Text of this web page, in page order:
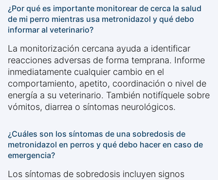
¿Por qué es importante monitorear de cerca la salud
de mi perro mientras usa metronidazol y qué debo
informar al veterinario?
La monitorización cercana ayuda a identificar
reacciones adversas de forma temprana. Informe
inmediatamente cualquier cambio en el
comportamiento, apetito, coordinación o nivel de
energía a su veterinario. También notifíquele sobre
vómitos, diarrea o síntomas neurológicos.
¿Cuáles son los síntomas de una sobredosis de
metronidazol en perros y qué debo hacer en caso de
emergencia?
Los síntomas de sobredosis incluyen signos